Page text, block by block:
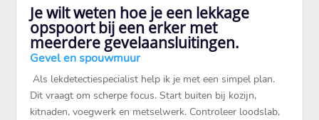
Je wilt weten hoe je een lekkage
opspoort bij een erker met
meerdere gevelaansluitingen.
Gevel en spouwmuur
​ Als lekdetectiespecialist help ik je met een simpel plan.​
Dit vraagt om scherpe focus.​ Start buiten bij kozijn,
kitnaden, voegwerk en metselwerk.​ Controleer loodslab,